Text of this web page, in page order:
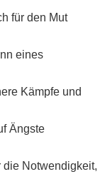
für den Mut
eines
Kämpfe und
Ängste
Notwendigkeit,